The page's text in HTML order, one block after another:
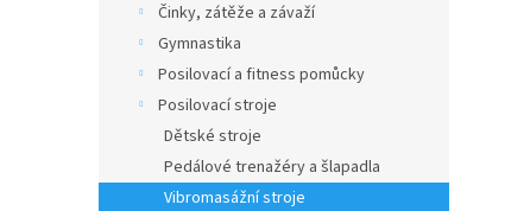
l
Činky, zátěže a závaží
Gymnastika
Posilovací a fitness pomůcky
Posilovací stroje
Dětské stroje
Pedálové trenažéry a šlapadla
Vibromasážní stroje